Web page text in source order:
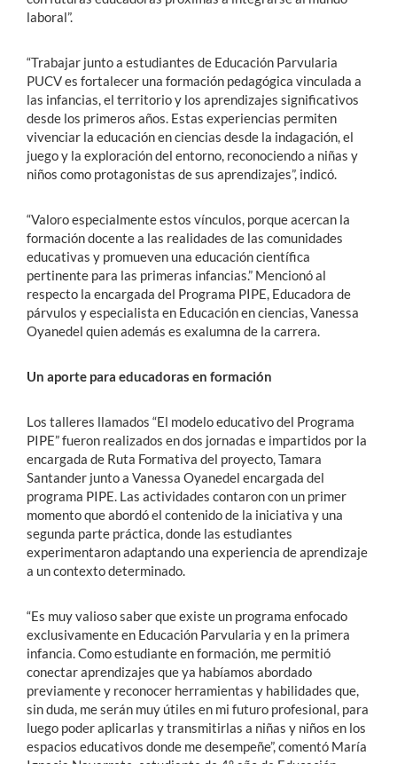
laboral”.
“Trabajar junto a estudiantes de Educación Parvularia
PUCV es fortalecer una formación pedagógica vinculada a
las infancias, el territorio y los aprendizajes significativos
desde los primeros años. Estas experiencias permiten
vivenciar la educación en ciencias desde la indagación, el
juego y la exploración del entorno, reconociendo a niñas y
niños como protagonistas de sus aprendizajes”, indicó.
“Valoro especialmente estos vínculos, porque acercan la
formación docente a las realidades de las comunidades
educativas y promueven una educación científica
pertinente para las primeras infancias.” Mencionó al
respecto la encargada del Programa PIPE, Educadora de
párvulos y especialista en Educación en ciencias, Vanessa
Oyanedel quien además es exalumna de la carrera.
Un aporte para educadoras en formación
Los talleres llamados “El modelo educativo del Programa
PIPE” fueron realizados en dos jornadas e impartidos por la
encargada de Ruta Formativa del proyecto, Tamara
Santander junto a Vanessa Oyanedel encargada del
programa PIPE. Las actividades contaron con un primer
momento que abordó el contenido de la iniciativa y una
segunda parte práctica, donde las estudiantes
experimentaron adaptando una experiencia de aprendizaje
a un contexto determinado.
“Es muy valioso saber que existe un programa enfocado
exclusivamente en Educación Parvularia y en la primera
infancia. Como estudiante en formación, me permitió
conectar aprendizajes que ya habíamos abordado
previamente y reconocer herramientas y habilidades que,
sin duda, me serán muy útiles en mi futuro profesional, para
luego poder aplicarlas y transmitirlas a niñas y niños en los
espacios educativos donde me desempeñe”, comentó María